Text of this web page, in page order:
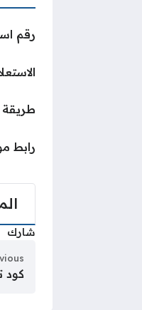
رقم
طريقة
رابط
شارك
كود